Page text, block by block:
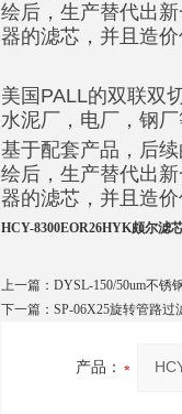
绘后，生产替代出
器的滤芯，并且造
美国PALL的双联双
水泥厂，电厂，钢
基于配套产品，后
绘后，生产替代出
器的滤芯，并且造
HCY-8300EOR26HYK颇尔滤
上一篇： DYSL-150/50um不锈
下一篇： SP-06X25旋转管路过
产品：